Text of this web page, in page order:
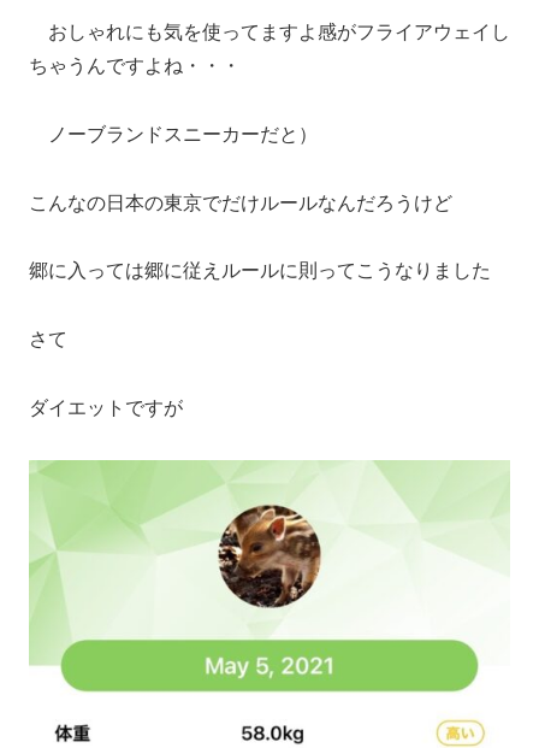
おしゃれにも気を使ってますよ感がフライアウェイし
ちゃうんですよね・・・
ノーブランドスニーカーだと）
こんなの日本の東京でだけルールなんだろうけど
郷に入っては郷に従えルールに則ってこうなりました
さて
ダイエットですが